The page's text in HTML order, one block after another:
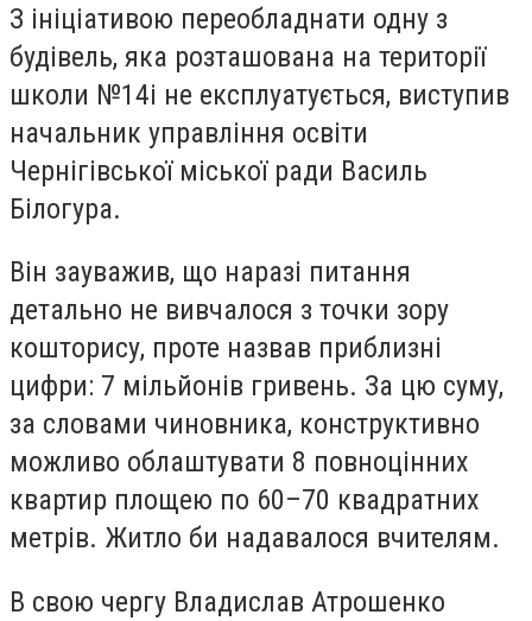
З ініціативою переобладнати одну з
будівель, яка розташована на території
школи №14і не експлуатується, виступив
начальник управління освіти
Чернігівської міської ради Василь
Білогура.
Він зауважив, що наразі питання
детально не вивчалося з точки зору
кошторису, проте назвав приблизні
цифри: 7 мільйонів гривень. За цю суму,
за словами чиновника, конструктивно
можливо облаштувати 8 повноцінних
квартир площею по 60–70 квадратних
метрів. Житло би надавалося вчителям.
В свою чергу Владислав Атрошенко